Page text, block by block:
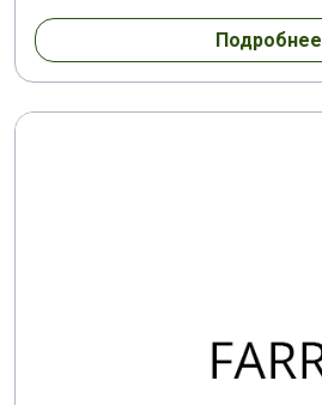
Подробнее